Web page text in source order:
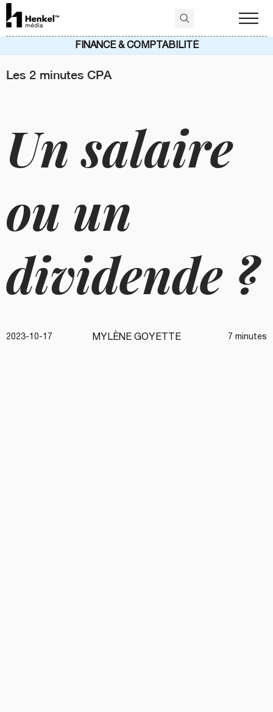
Les 2 minutes CPA
Un salaire
ou un
dividende ?
2023-10-17 MYLÈNE GOYETTE 7 minutes
FINANCE & COMPTABILITÉ